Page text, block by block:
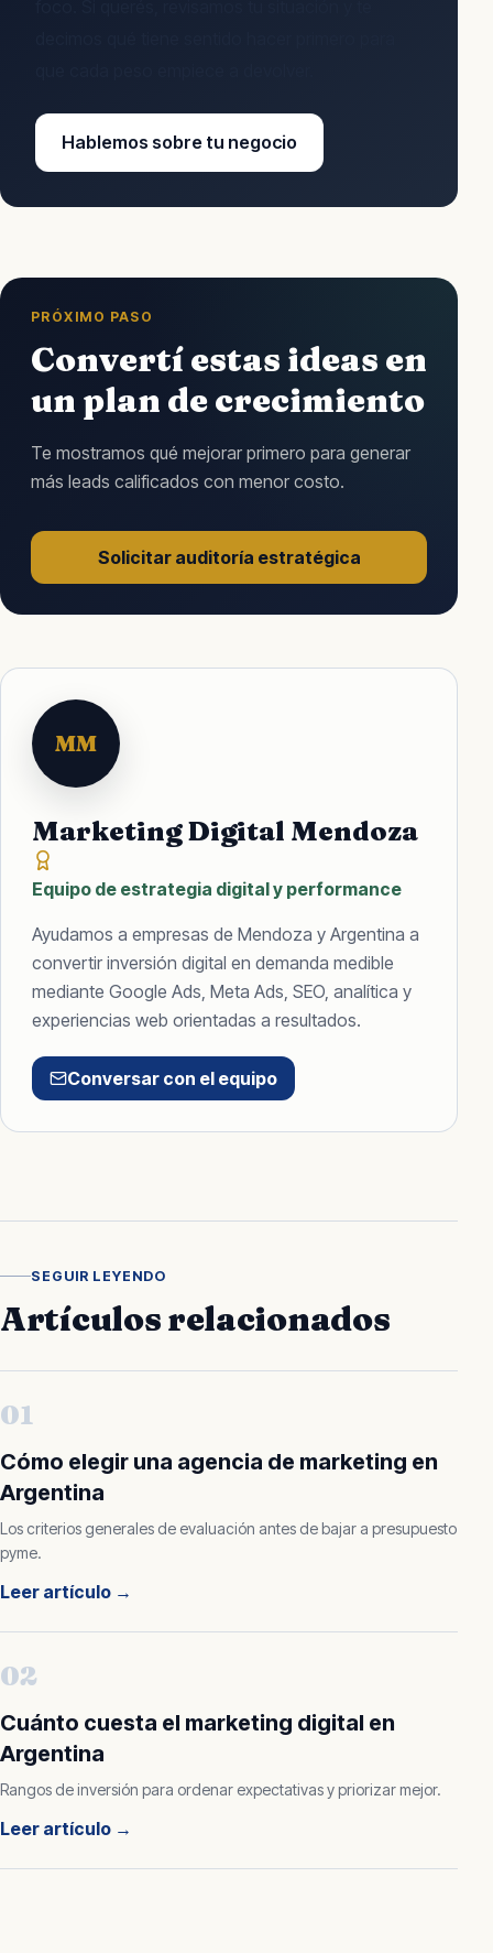
Hablemos sobre tu negocio
PRÓXIMO PASO
Convertí estas ideas en
un plan de crecimiento
Te mostramos qué mejorar primero para generar
más leads calificados con menor costo.
Solicitar auditoría estratégica
MM
Marketing Digital Mendoza
Equipo de estrategia digital y performance
Ayudamos a empresas de Mendoza y Argentina a
convertir inversión digital en demanda medible
mediante Google Ads, Meta Ads, SEO, analítica y
experiencias web orientadas a resultados.
Conversar con el equipo
SEGUIR LEYENDO
Artículos relacionados
01
Cómo elegir una agencia de marketing en
Argentina
Los criterios generales de evaluación antes de bajar a presupuesto
pyme.
Leer artículo →
02
Cuánto cuesta el marketing digital en
Argentina
Rangos de inversión para ordenar expectativas y priorizar mejor.
Leer artículo →